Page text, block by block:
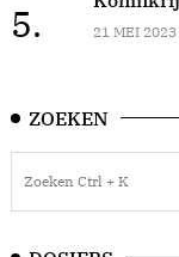
5. 21 MEI 2023
ZOEKEN